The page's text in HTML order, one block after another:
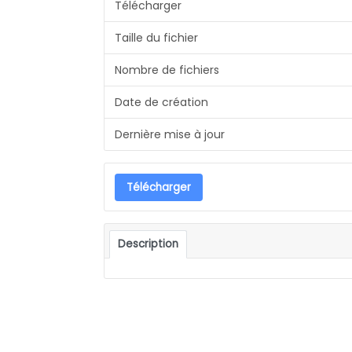
Télécharger
Taille du fichier
Nombre de fichiers
Date de création
Dernière mise à jour
Télécharger
Description